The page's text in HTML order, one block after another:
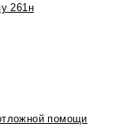
261н
помощи